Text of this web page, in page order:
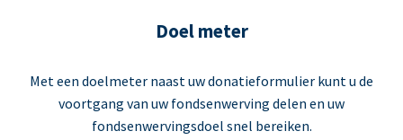
Doel meter
Met een doelmeter naast uw donatieformulier kunt u de
voortgang van uw fondsenwerving delen en uw
fondsenwervingsdoel snel bereiken.